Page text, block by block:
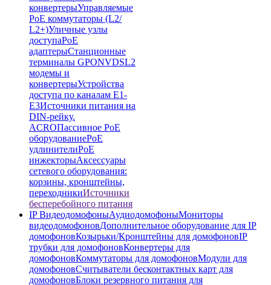
конвертерыУправляемые
PoE коммутаторы (L2/
L2+)Уличные узлы
доступаPoE
адаптерыСтанционные
терминалы GPONVDSL2
модемы и
конвертерыУстройства
доступа по каналам E1-
E3Источники питания на
DIN-рейку.
ACROПассивное PoE
оборудованиеPoE
удлинителиPoE
инжекторыАксессуары
сетевого оборудования:
корзины, кронштейны,
переходникиИсточники
бесперебойного питания
IP ВидеодомофоныАудиодомофоныМониторы
видеодомофоновДополнительное оборудование для IP
домофоновКозырьки/Кронштейны для домофоновIP
трубки для домофоновКонвертеры для
домофоновКоммутаторы для домофоновМодули для
домофоновСчитыватели бесконтактных карт для
домофоновБлоки резервного питания для